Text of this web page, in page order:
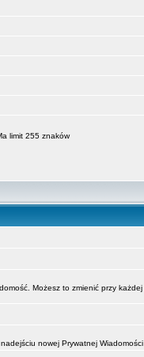
limit 255 znaków
Możesz to zmienić przy każdej
nowej Prywatnej Wiadomości